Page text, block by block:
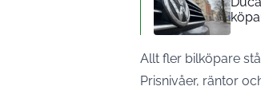
Allt fler bilköpare
Prisnivåer, räntor